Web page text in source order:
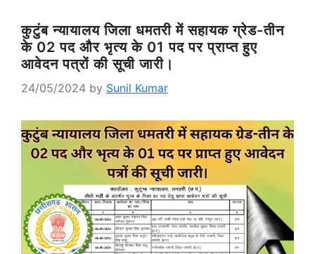
कुटुंब न्यायालय जिला धमतरी में सहायक ग्रेड-तीन
के 02 पद और भृत्‍य के 01 पद पर प्राप्त हुए
आवेदन पत्रों की सूची जारी।
24/05/2024 by Sunil Kumar